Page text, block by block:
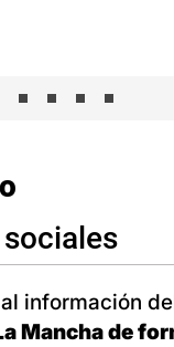
información
Mancha de